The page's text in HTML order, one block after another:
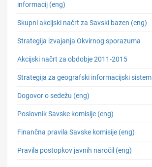
informacij (eng)
Skupni akcijski načrt za Savski bazen (eng)
Strategija izvajanja Okvirnog sporazuma
Akcijski načrt za obdobje 2011-2015
Strategija za geografski informacijski sistem
Dogovor o sedežu (eng)
Poslovnik Savske komisije (eng)
Finančna pravila Savske komisije (eng)
Pravila postopkov javnih naročil (eng)